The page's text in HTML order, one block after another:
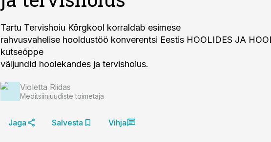
Tartu Tervishoiu Kõrgkool korraldab esimese
rahvusvahelise hooldustöö konverentsi Eestis HOOLIDES JA
kutseõppe
väljundid hoolekandes ja tervishoius.
Violetta Riidas
Meditsiiniuudiste toimetaja
Jaga Salvesta Vihja